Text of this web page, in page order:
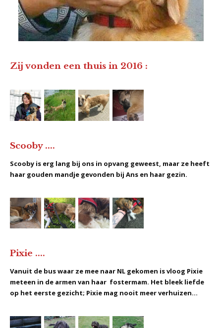
Zij vonden een thuis in 2016 :
Scooby ....
Scooby is erg lang bij ons in opvang geweest, maar ze heeft
haar gouden mandje gevonden bij Ans en haar gezin.
Pixie ....
Vanuit de bus waar ze mee naar NL gekomen is vloog Pixie
meteen in de armen van haar fostermam. Het bleek liefde
op het eerste gezicht; Pixie mag nooit meer verhuizen...